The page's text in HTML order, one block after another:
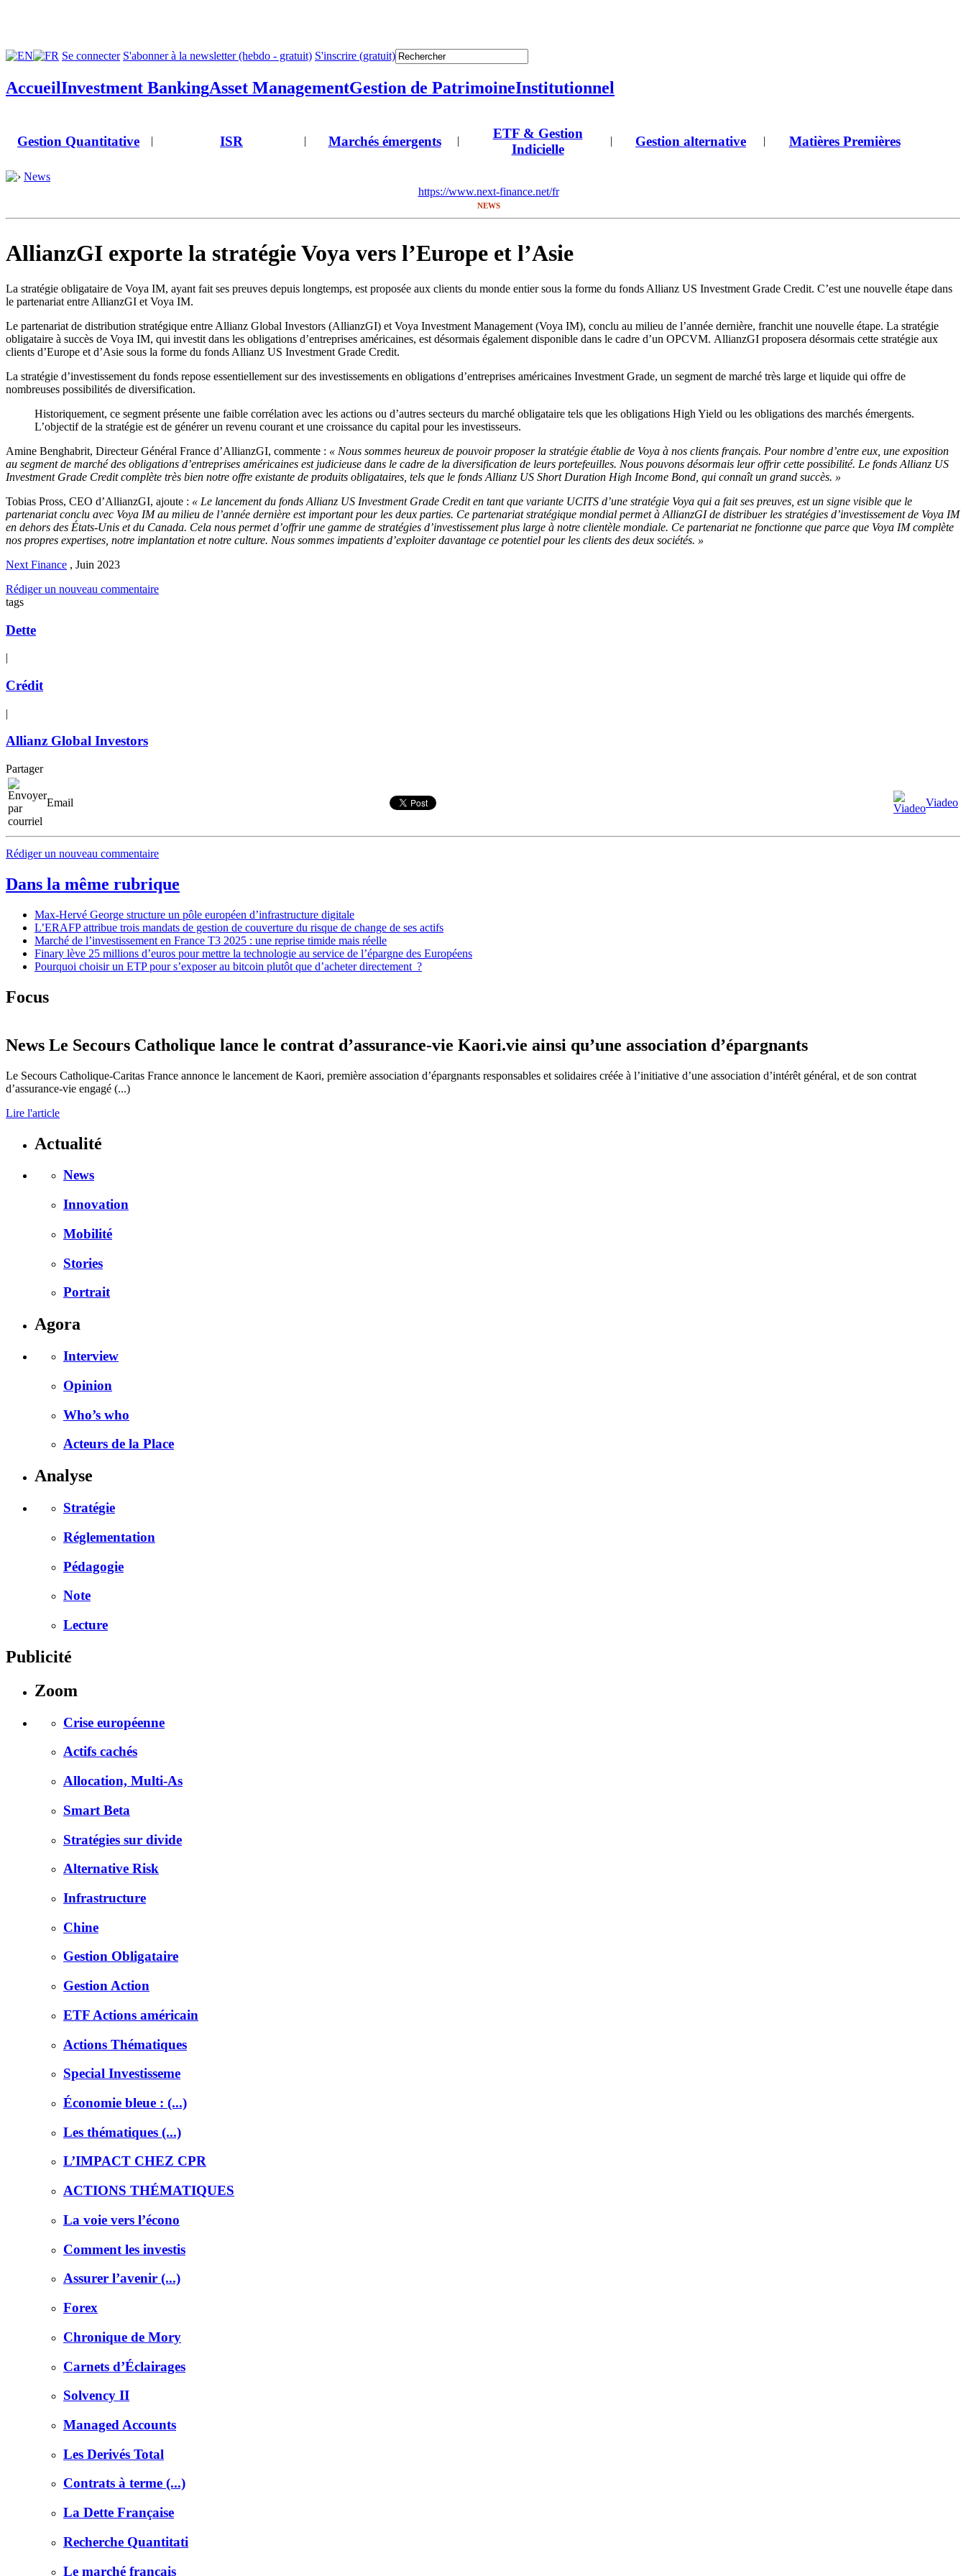
Se connecter S'abonner à la newsletter (hebdo - gratuit) S'inscrire (gratuit)
AccueilInvestment BankingAsset ManagementGestion de PatrimoineInstitutionnel
Gestion Quantitative | ISR | Marchés émergents |
ETF & Gestion
Indicielle
| Gestion alternative | Matières Premières
News
https://www.next-finance.net/fr
NEWS
AllianzGI exporte la stratégie Voya vers l’Europe et l’Asie
La stratégie obligataire de Voya IM, ayant fait ses preuves depuis longtemps, est proposée aux clients du monde entier sous la forme du fonds Allianz US Investment Grade Credit. C’est une nouvelle étape dans
le partenariat entre AllianzGI et Voya IM.
Le partenariat de distribution stratégique entre Allianz Global Investors (AllianzGI) et Voya Investment Management (Voya IM), conclu au milieu de l’année dernière, franchit une nouvelle étape. La stratégie
obligataire à succès de Voya IM, qui investit dans les obligations d’entreprises américaines, est désormais également disponible dans le cadre d’un OPCVM. AllianzGI proposera désormais cette stratégie aux
clients d’Europe et d’Asie sous la forme du fonds Allianz US Investment Grade Credit.
La stratégie d’investissement du fonds repose essentiellement sur des investissements en obligations d’entreprises américaines Investment Grade, un segment de marché très large et liquide qui offre de
nombreuses possibilités de diversification.
Historiquement, ce segment présente une faible corrélation avec les actions ou d’autres secteurs du marché obligataire tels que les obligations High Yield ou les obligations des marchés émergents.
L’objectif de la stratégie est de générer un revenu courant et une croissance du capital pour les investisseurs.
Amine Benghabrit, Directeur Général France d’AllianzGI, commente : « Nous sommes heureux de pouvoir proposer la stratégie établie de Voya à nos clients français. Pour nombre d’entre eux, une exposition
au segment de marché des obligations d’entreprises américaines est judicieuse dans le cadre de la diversification de leurs portefeuilles. Nous pouvons désormais leur offrir cette possibilité. Le fonds Allianz US
Investment Grade Credit complète très bien notre offre existante de produits obligataires, tels que le fonds Allianz US Short Duration High Income Bond, qui connaît un grand succès. »
Tobias Pross, CEO d’AllianzGI, ajoute : « Le lancement du fonds Allianz US Investment Grade Credit en tant que variante UCITS d’une stratégie Voya qui a fait ses preuves, est un signe visible que le
partenariat conclu avec Voya IM au milieu de l’année dernière est important pour les deux parties. Ce partenariat stratégique mondial permet à AllianzGI de distribuer les stratégies d’investissement de Voya IM
en dehors des États-Unis et du Canada. Cela nous permet d’offrir une gamme de stratégies d’investissement plus large à notre clientèle mondiale. Ce partenariat ne fonctionne que parce que Voya IM complète
nos propres expertises, notre implantation et notre culture. Nous sommes impatients d’exploiter davantage ce potentiel pour les clients des deux sociétés. »
Next Finance , Juin 2023
Rédiger un nouveau commentaire
tags
Dette
|
Crédit
|
Allianz Global Investors
Partager
Email Viadeo
Rédiger un nouveau commentaire
Dans la même rubrique
Max-Hervé George structure un pôle européen d’infrastructure digitale
L’ERAFP attribue trois mandats de gestion de couverture du risque de change de ses actifs
Marché de l’investissement en France T3 2025 : une reprise timide mais réelle
Finary lève 25 millions d’euros pour mettre la technologie au service de l’épargne des Européens
Pourquoi choisir un ETP pour s’exposer au bitcoin plutôt que d’acheter directement ?
Focus
News Le Secours Catholique lance le contrat d’assurance-vie Kaori.vie ainsi qu’une association d’épargnants
Le Secours Catholique-Caritas France annonce le lancement de Kaori, première association d’épargnants responsables et solidaires créée à l’initiative d’une association d’intérêt général, et de son contrat
d’assurance-vie engagé (...)
Lire l'article
Actualité
News
Innovation
Mobilité
Stories
Portrait
Agora
Interview
Opinion
Who’s who
Acteurs de la Place
Analyse
Stratégie
Réglementation
Pédagogie
Note
Lecture
Publicité
Zoom
Crise européenne
Actifs cachés
Allocation, Multi-As
Smart Beta
Stratégies sur divide
Alternative Risk
Infrastructure
Chine
Gestion Obligataire
Gestion Action
ETF Actions américain
Actions Thématiques
Special Investisseme
Économie bleue : (...)
Les thématiques (...)
L’IMPACT CHEZ CPR
ACTIONS THÉMATIQUES
La voie vers l’écono
Comment les investis
Assurer l’avenir (...)
Forex
Chronique de Mory
Carnets d’Éclairages
Solvency II
Managed Accounts
Les Derivés Total
Contrats à terme (...)
La Dette Française
Recherche Quantitati
Le marché français